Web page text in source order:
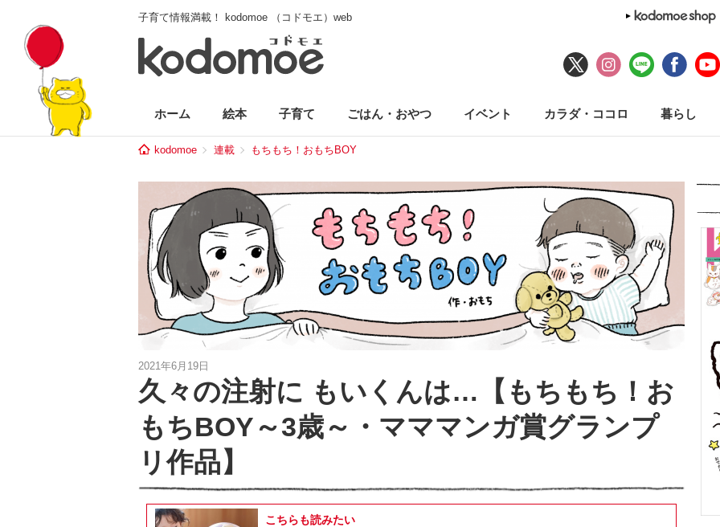
子育て情報満載！ kodomoe （コドモエ）web
ホーム 絵本 子育て ごはん・おやつ イベント カラダ・ココロ 暮らし
kodomoe 連載 もちもち！おもちBOY
2021年6月19日
久々の注射に もいくんは…【もちもち！お
もちBOY～3歳～・マママンガ賞グランプ
リ作品】
こちらも読みたい